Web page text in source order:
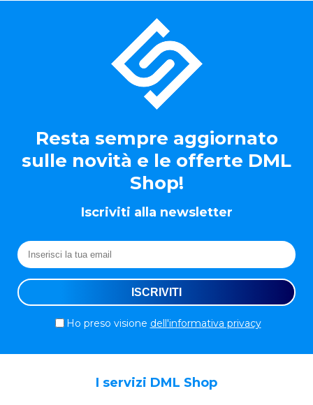
Resta sempre aggiornato
sulle novità e le offerte DML
Shop!
Iscriviti alla newsletter
Ho preso visione dell'informativa privacy
I servizi DML Shop